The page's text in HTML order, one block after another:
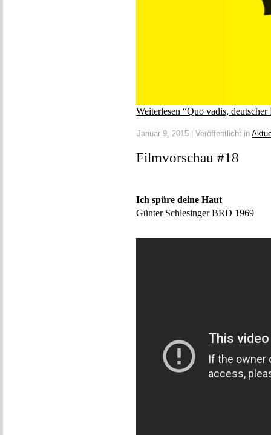
Weiterlesen “Quo vadis, deutscher
Januar 9, 2015 | Veröffentlicht in
Filmvorschau #18
Ich spüre deine Haut
Günter Schlesinger BRD 1969